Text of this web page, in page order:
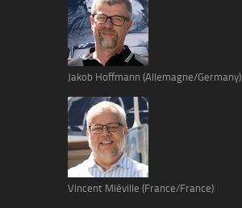
Jakob Hoffmann (Allemagne/Germany)
Vincent Miéville (France/France)